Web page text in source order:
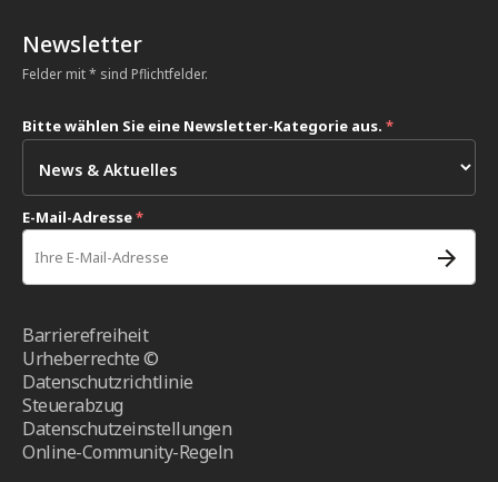
Newsletter
Felder mit * sind Pflichtfelder.
Bitte wählen Sie eine Newsletter-Kategorie aus. *
E-Mail-Adresse*
Barrierefreiheit
Urheberrechte ©
Datenschutzrichtlinie
Steuerabzug
Datenschutzeinstellungen
Online-Community-Regeln